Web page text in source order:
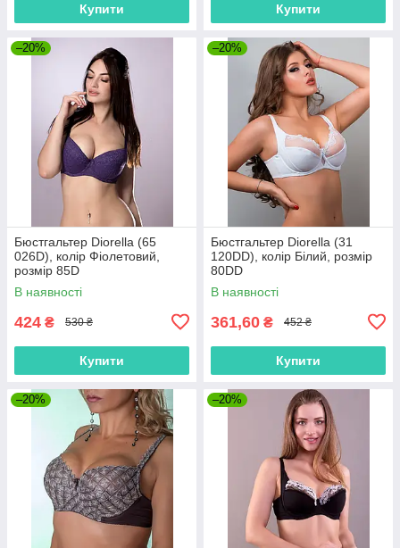
Купити Купити
–20%
Бюстгальтер Diorella (65
026D), колір Фіолетовий,
розмір 85D
В наявності
424 ₴ 530 ₴
Купити
–20%
Бюстгальтер Diorella (31
120DD), колір Білий, розмір
80DD
В наявності
361,60 ₴ 452 ₴
Купити
–20% –20%